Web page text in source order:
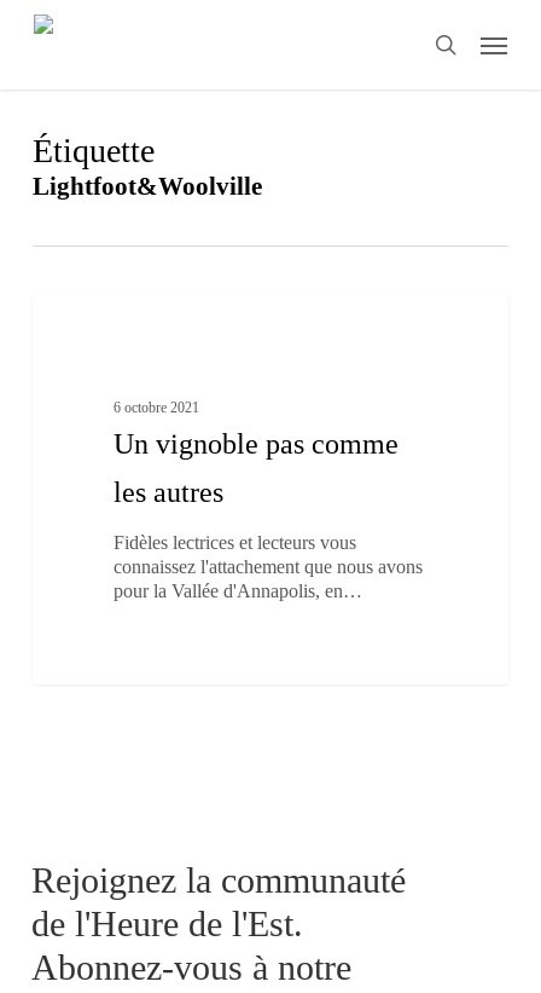
search
Menu
Étiquette
Lightfoot&Woolville
6 octobre 2021
Un vignoble pas comme
les autres
Fidèles lectrices et lecteurs vous
connaissez l'attachement que nous avons
pour la Vallée d'Annapolis, en…
Rejoignez la communauté
de l'Heure de l'Est.
Abonnez-vous à notre